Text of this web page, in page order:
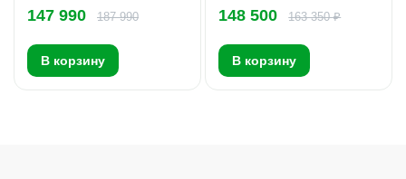
147 990 187 990
В корзину
148 500 163 350 ₽
В корзину